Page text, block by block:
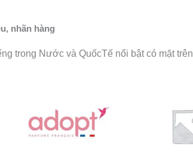
nhãn hàng
trong Nước và QuốcTế nổi bật có mặt trên